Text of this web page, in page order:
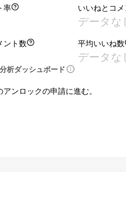
率 いいねとコ
データな
ント数 平均いいね数
データな
析ダッシュボード
ンロックの申請に進む。